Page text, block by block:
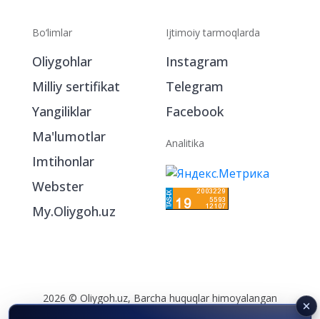
Bo‘limlar
Oliygohlar
Imtihonlar
Ijtimoiy tarmoqlarda
Telegram
Facebook
Analitika